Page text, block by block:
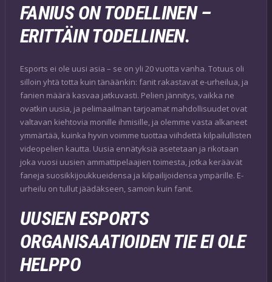
FANIUS ON TODELLINEN –
ERITTÄIN TODELLINEN.
Esports ei ole uusi asia – se on yli 20 vuotta vanha. Totuus oli
silloin yhtä totta kuin tänäänkin: fanit rakastavat e-urheilua, ja
fanien määrä kasvaa jatkuvasti. Pelien jännitys, vaikka ne
ovatkin uusia, ja pelimaailman tarjoamat mahdollisuudet ovat
valtavan kiehtovia monille ihmisille, ja olemme vasta alkaneet
ymmärtää, kuinka hyvin voimme tuottaa viihdettä kilpailullisten
videopelien kautta. Uusia ennätyksiä asetetaan ja rikotaan
joka vuosi uusien ammattipelaajien toimesta, jotka keräävät
faneja suosikkijoukkueidensa ja kilpailijoidensa ympärille. E-
urheilu on tullut jäädäkseen, samoin kuin fanit.
UUSIEN ESPORTS
ORGANISAATIOIDEN TIE EI OLE
HELPPO